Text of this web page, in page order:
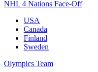
NHL 4 Nations Face-Off
USA
Canada
Finland
Sweden
Olympics Team